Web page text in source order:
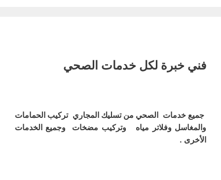
فني خبرة لكل خدمات الصحي
جميع خدمات الصحي من تسليك المجاري تركيب الحمامات
والمغاسل وفلاتر مياه وتركيب مضخات وجميع الخدمات
الأخرى .